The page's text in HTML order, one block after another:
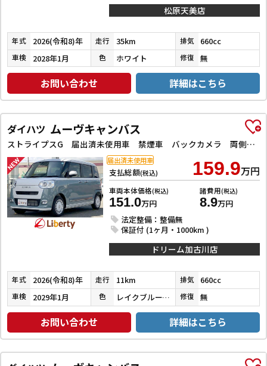
松原天美店
年式 2026(令和8)年 走行 35km 排気 660cc
車検 2028年1月 色 ホワイト 修復 無
お問い合わせ 詳細はこちら
ダイハツ ムーヴキャンバス
ストライプスG 届出済未使用車 禁煙車 バックカメラ 両側電動スライドドア クリアランスソナー 衝突被害軽減システム オートライト LEDヘッドランプ アイドリングストップ 電動格納ミラー シートヒーター
支払総額(税込) 159.9万円
車両本体価格(税込)
151.0万円
諸費用(税込)
8.9万円
法定整備：整備無
保証付 (1ヶ月・1000km )
届出済未使用車
ドリーム加古川店
年式 2026(令和8)年 走行 11km 排気 660cc
車検 2029年1月 色 レイクブルーメタリック／シャイニングホワイトパール 修復 無
お問い合わせ 詳細はこちら